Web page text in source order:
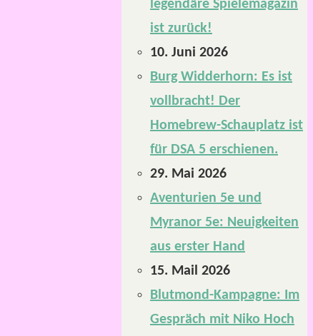
legendäre Spielemagazin
ist zurück!
10. Juni 2026
Burg Widderhorn: Es ist
vollbracht! Der
Homebrew-Schauplatz ist
für DSA 5 erschienen.
29. Mai 2026
Aventurien 5e und
Myranor 5e: Neuigkeiten
aus erster Hand
15. Mail 2026
Blutmond-Kampagne: Im
Gespräch mit Niko Hoch